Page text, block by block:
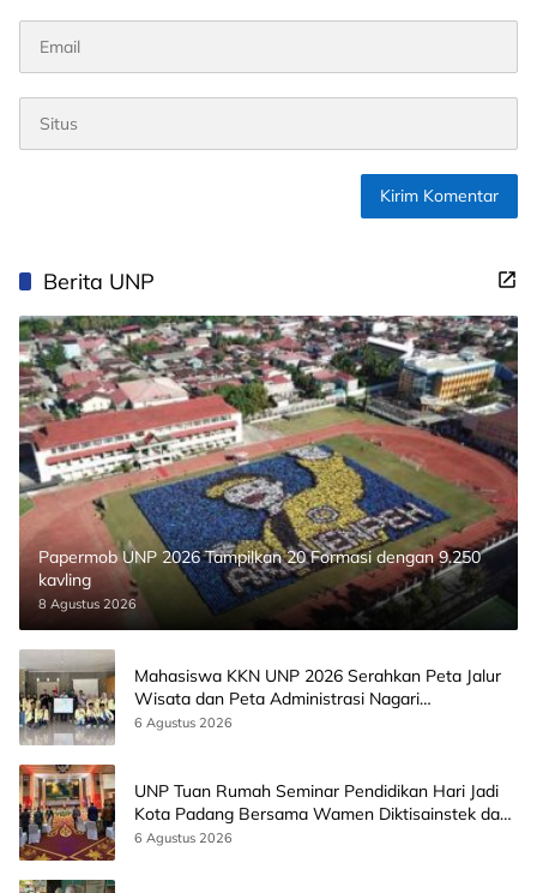
Berita UNP
Papermob UNP 2026 Tampilkan 20 Formasi dengan 9.250
kavling
8 Agustus 2026
Mahasiswa KKN UNP 2026 Serahkan Peta Jalur
Wisata dan Peta Administrasi Nagari
Paninggahan
6 Agustus 2026
UNP Tuan Rumah Seminar Pendidikan Hari Jadi
Kota Padang Bersama Wamen Diktisainstek dan
CEO EMGS Malaysia
6 Agustus 2026